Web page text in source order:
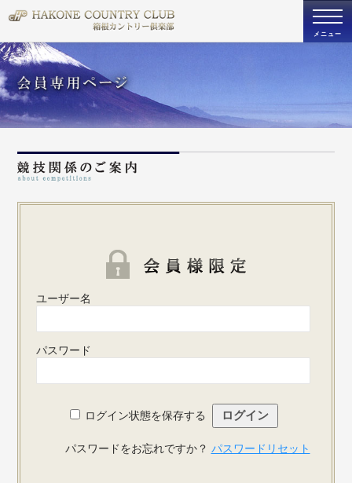
メニュー
ユーザー名
パスワード
ログイン状態を保存する
パスワードをお忘れですか？ パスワードリセット